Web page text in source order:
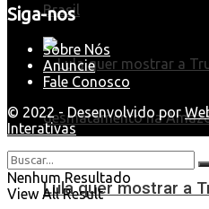
Brasil
Lula quer mostrar a
Siga-nos
Sobre Nós
Anuncie
Fale Conosco
© 2022 - Desenvolvido por
Interativas
Nenhum Resultado
View All Result